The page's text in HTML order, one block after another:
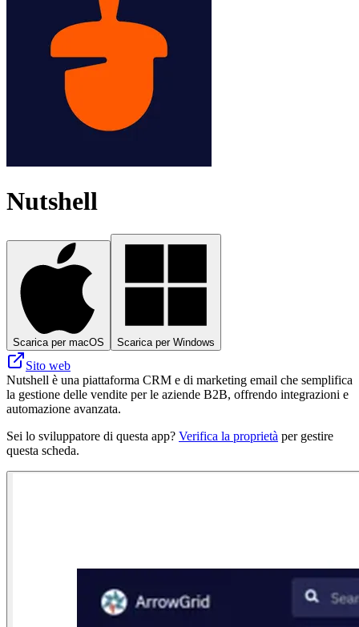
Nutshell
Scarica per macOS Scarica per Windows
Sito web
Nutshell è una piattaforma CRM e di marketing email che semplifica
la gestione delle vendite per le aziende B2B, offrendo integrazioni e
automazione avanzata.
Sei lo sviluppatore di questa app? Verifica la proprietà per gestire
questa scheda.